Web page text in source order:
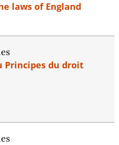
laws of England
Principes du droit